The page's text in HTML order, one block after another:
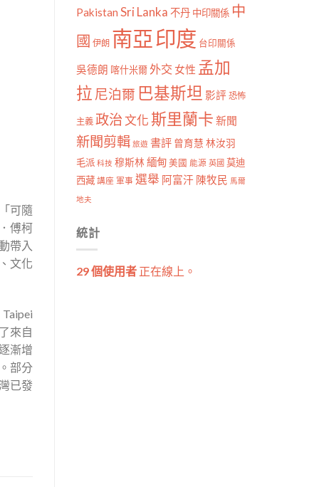
可隨
傅柯
帶入
文化
來自
漸增
部分
已發
Pakistan Sri Lanka 不丹 中印關係 中
國 伊朗 南亞印度 台印關係
吳德朗 喀什米爾外交 女性 孟加
拉 尼泊爾 巴基斯坦 影評 恐怖
主義 政治文化斯里蘭卡 新聞
新聞剪輯 旅遊 書評 曾育慧 林汝羽
毛派 科技 穆斯林 緬甸 美國 能源 英國 莫迪
西藏 講座 軍事 選舉 阿富汗 陳牧民 馬爾
地夫
統計
29 個使用者 正在線上。